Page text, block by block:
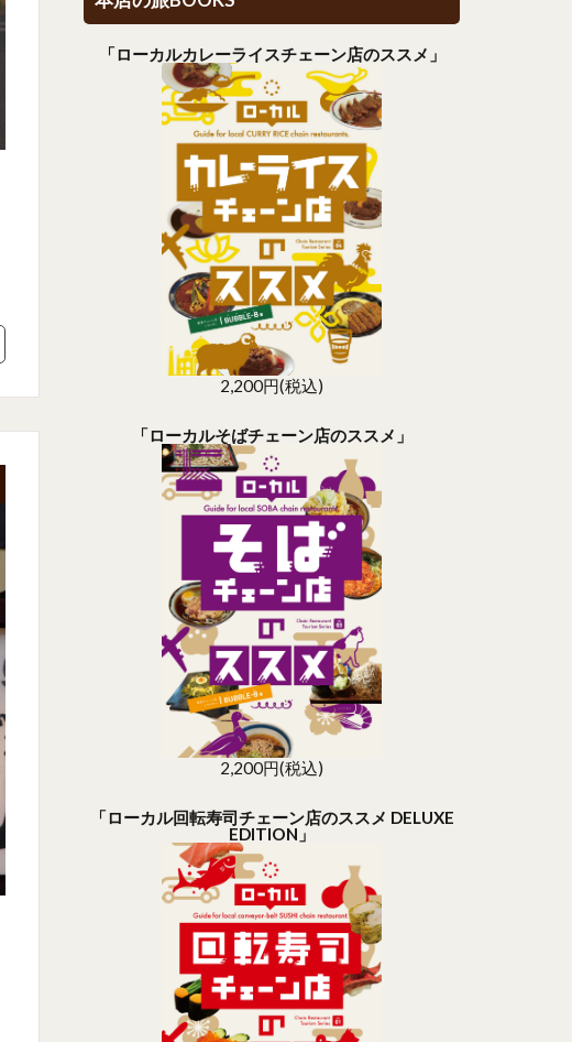
「ローカルカレーライスチェーン店のススメ」
2,200円(税込)
「ローカルそばチェーン店のススメ」
2,200円(税込)
「ローカル回転寿司チェーン店のススメ DELUXE
EDITION」